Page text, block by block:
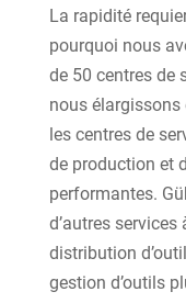
La rapidité
pourquoi nous
de 50 centres de
nous élargissons
les centres de
de production et
performantes.
d’autres
distribution
gestion d’outils